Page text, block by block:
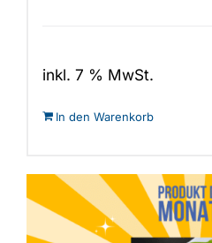
inkl. 7 % MwSt.
In den Warenkorb